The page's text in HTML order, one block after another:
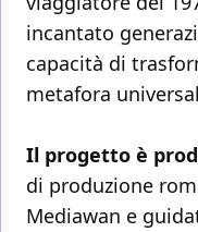
incantato
capacità di
metafora
Il progetto è
di produzione
Mediawan e